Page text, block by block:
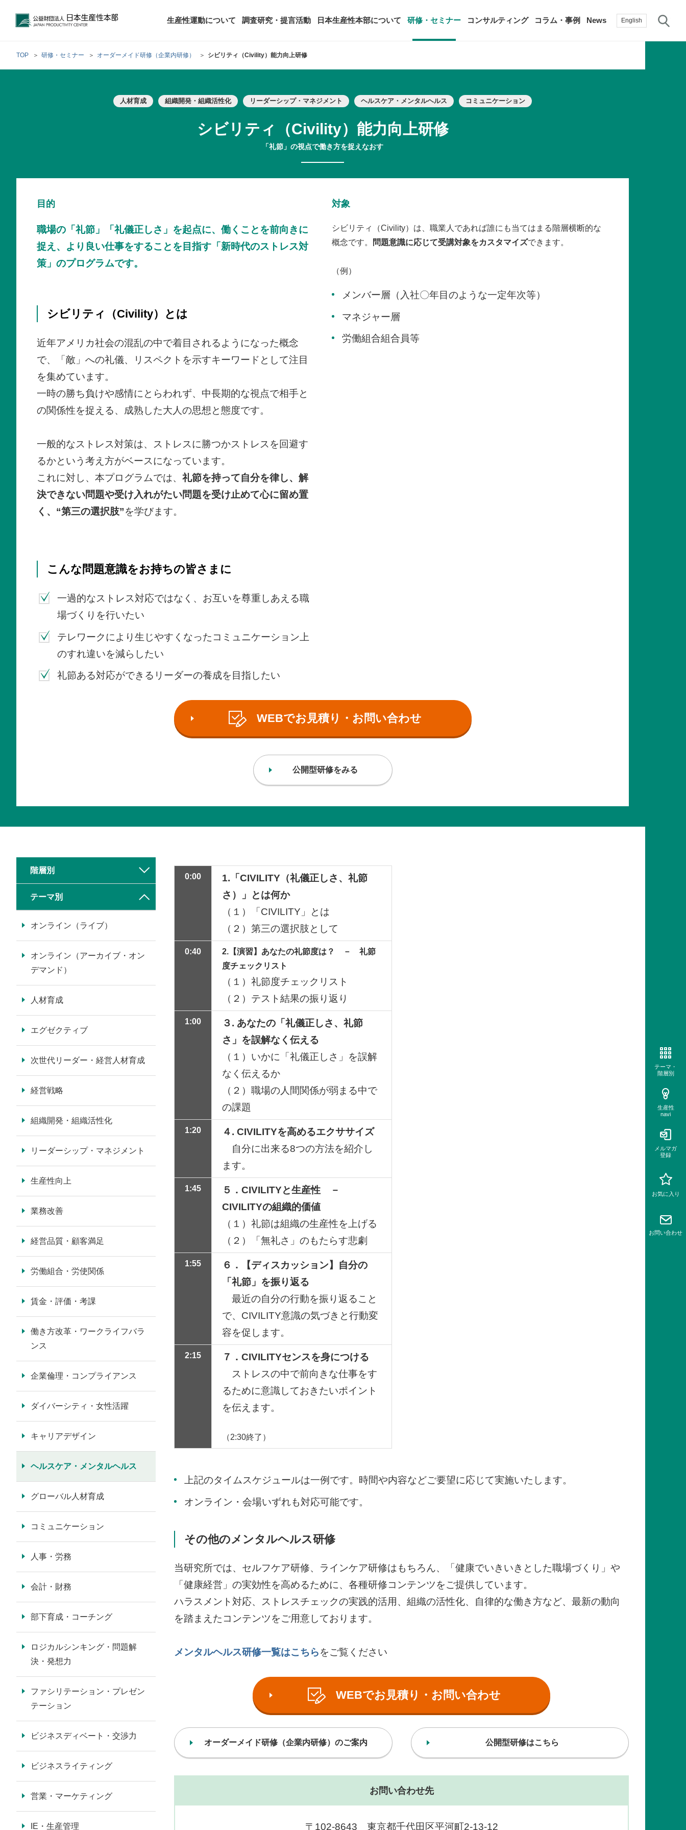
公益財団法人日本生産性本部 English
生産性運動について
調査研究・提言活動 日本生産性本部について 研修・セミナー コンサルティング コラム・事例 News
生産性運動
生産性とは
生産性運動とは
生産性シンポジウム
国際連携・国際交流活動
活動組織
生産性新聞
最新の調査研究・提言活動
生産性に関する研究
働く人のメンタルヘルスに関する調査
顧客満足度調査（JCSI）
レジャー白書
雇用・賃金に関する調査研究・提言
自治体に関する調査研究・提言
日本生産性本部
評議員・理事・監事一覧
定款および業務・財務に関する資料
日本生産性本部とは
アクセス
全国の生産性機関
採用情報
階層別研修
テーマ別研修
アーカイブ研修・セミナー
オーダーメイド研修（企業内研修）
参加者の声
経営コンサルティング コンサルタント紹介
TOP 研修・セミナー オーダーメイド研修（企業内研修） シビリティ（Civility）能力向上研修
人材育成 組織開発・組織活性化 リーダーシップ・マネジメント ヘルスケア・メンタルヘルス コミュニケーション
シビリティ（Civility）能力向上研修
「礼節」の視点で働き方を捉えなおす
目的
職場の「礼節」「礼儀正しさ」を起点に、働くことを前向きに
捉え、より良い仕事をすることを目指す「新時代のストレス対
策」のプログラムです。
シビリティ（Civility）とは
近年アメリカ社会の混乱の中で着目されるようになった概念
で、「敵」への礼儀、リスペクトを示すキーワードとして注目
を集めています。
一時の勝ち負けや感情にとらわれず、中長期的な視点で相手と
の関係性を捉える、成熟した大人の思想と態度です。
一般的なストレス対策は、ストレスに勝つかストレスを回避す
るかという考え方がベースになっています。
これに対し、本プログラムでは、 礼節を持って自分を律し、解
決できない問題や受け入れがたい問題を受け止めて心に留め置
く、“第三の選択肢”を学びます。
こんな問題意識をお持ちの皆さまに
一過的なストレス対応ではなく、お互いを尊重しあえる職
場づくりを行いたい
テレワークにより生じやすくなったコミュニケーション上
のすれ違いを減らしたい
礼節ある対応ができるリーダーの養成を目指したい
対象
シビリティ（Civility）は、職業人であれば誰にも当てはまる階層横断的な
概念です。
問題意識に応じて受講対象をカスタマイズできます。
（例）
メンバー層（入社〇年目のような一定年次等）
マネジャー層
労働組合組合員等
WEBでお見積り・お問い合わせ
公開型研修をみる
0:00 1.「 CIVILITY （礼儀正しさ、礼節
さ）」とは何か
（１）「CIVILITY」とは
（２）第三の選択肢として
0:40 2.【演習 】 あなたの礼節度は？ － 礼節
度チェックリスト
（１）礼節度チェックリスト
（２）テスト結果の振り返り
1:00 ３. あなたの「礼儀正しさ、礼節
さ」を誤解なく伝える
（１）いかに「礼儀正しさ」を誤解
なく伝えるか
（２）職場の人間関係が弱まる中で
の課題
1:20 ４. CIVILITYを高めるエクササイズ
自分に出来る8つの方法を紹介し
ます。
1:45 ５． CIVILITYと生産性 －
CIVILITYの組織的価値
（１）礼節は組織の生産性を上げる
（２）「無礼さ」のもたらす悲劇
1:55 ６． 【ディスカッション】 自分の
「礼節」を振り返る
最近の自分の行動を振り返ること
で、CIVILITY意識の気づきと行動変
容を促します。
2:15 ７． CIVILITYセンスを身につける
ストレスの中で前向きな仕事をす
るために意識しておきたいポイント
を伝えます。
（2:30終了）
上記のタイムスケジュールは一例です。時間や内容などご要望に応じて実施いたします。
オンライン・会場いずれも対応可能です。
その他のメンタルヘルス研修
当研究所では、セルフケア研修、ラインケア研修はもちろん、「健康でいきいきとした職場づくり」や
「健康経営」の実効性を高めるために、各種研修コンテンツをご提供しています。
ハラスメント対応、ストレスチェックの実践的活用、組織の活性化、自律的な働き方など、最新の動向
を踏まえたコンテンツをご用意しております。
メンタルヘルス研修一覧はこちらをご覧ください
WEBでお見積り・お問い合わせ
オーダーメイド研修（企業内研修）のご案内 公開型研修はこちら
お問い合わせ先
〒102-8643 東京都千代田区平河町2-13-12
階層別
テーマ別
オンライン（ライブ）
オンライン（アーカイブ・オン
デマンド）
人材育成
エグゼクティブ
次世代リーダー・経営人材育成
経営戦略
組織開発・組織活性化
リーダーシップ・マネジメント
生産性向上
業務改善
経営品質・顧客満足
労働組合・労使関係
賃金・評価・考課
働き方改革・ワークライフバラ
ンス
企業倫理・コンプライアンス
ダイバーシティ・女性活躍
キャリアデザイン
ヘルスケア・メンタルヘルス
グローバル人材育成
コミュニケーション
人事・労務
会計・財務
部下育成・コーチング
ロジカルシンキング・問題解
決・発想力
ファシリテーション・プレゼン
テーション
ビジネスディベート・交渉力
ビジネスライティング
営業・マーケティング
IE・生産管理
テーマ・
階層別
生産性
navi
メルマガ
登録
お気に入り
お問い合わせ